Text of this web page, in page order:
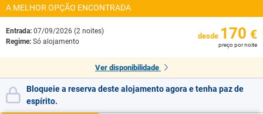
A MELHOR OPÇÃO ENCONTRADA
Entrada: 07/09/2026 (2 noites)
Regime: Só alojamento
desde 170 €
preço por noite
Ver disponibilidade
Bloqueie a reserva deste alojamento agora e tenha paz de
espírito.